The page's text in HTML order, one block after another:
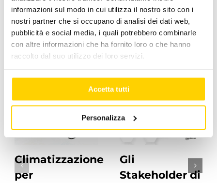
informazioni sul modo in cui utilizza il nostro sito con i
nostri partner che si occupano di analisi dei dati web,
pubblicità e social media, i quali potrebbero combinarle
con altre informazioni che ha fornito loro o che hanno
raccolto dal suo utilizzo dei loro servizi.
Accetta tutti
Personalizza
Post correlati
Climatizzazione
per
Gli
Stakeholder di